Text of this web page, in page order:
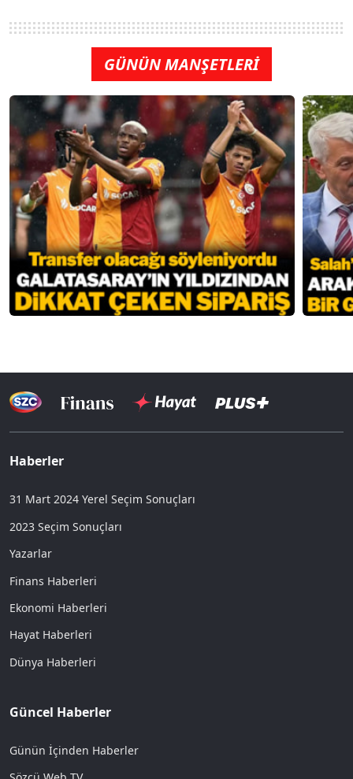
GÜNÜN MANŞETLERİ
Haberler
31 Mart 2024 Yerel Seçim Sonuçları
2023 Seçim Sonuçları
Yazarlar
Finans Haberleri
Ekonomi Haberleri
Hayat Haberleri
Dünya Haberleri
Güncel Haberler
Günün İçinden Haberler